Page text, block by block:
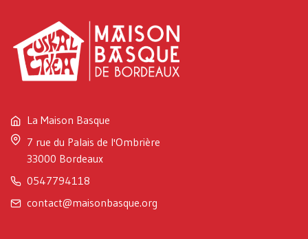
La Maison Basque
7 rue du Palais de l'Ombrière
33000 Bordeaux
0547794118
contact@maisonbasque.org